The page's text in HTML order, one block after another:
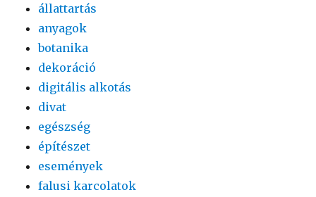
állattartás
anyagok
botanika
dekoráció
digitális alkotás
divat
egészség
építészet
események
falusi karcolatok